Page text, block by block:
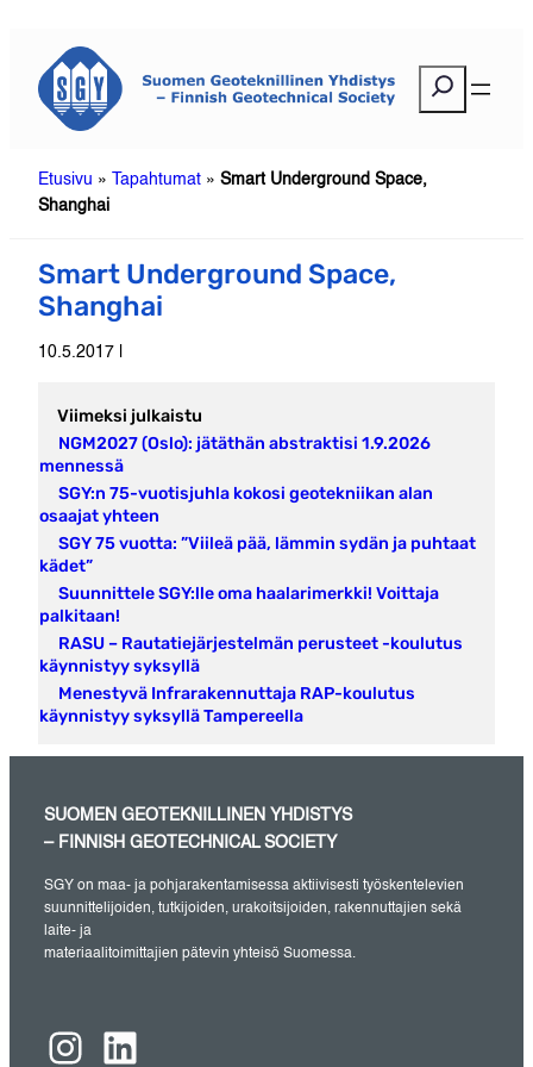
sisältöön
Etusivu » Tapahtumat » Smart Underground Space,
Shanghai
Smart Underground Space,
Shanghai
10.5.2017 |
Viimeksi julkaistu
NGM2027 (Oslo): jätäthän abstraktisi 1.9.2026
mennessä
SGY:n 75-vuotisjuhla kokosi geotekniikan alan
osaajat yhteen
SGY 75 vuotta: ”Viileä pää, lämmin sydän ja puhtaat
kädet”
Suunnittele SGY:lle oma haalarimerkki! Voittaja
palkitaan!
RASU – Rautatiejärjestelmän perusteet -koulutus
käynnistyy syksyllä
Menestyvä Infrarakennuttaja RAP-koulutus
käynnistyy syksyllä Tampereella
SUOMEN GEOTEKNILLINEN YHDISTYS
– FINNISH GEOTECHNICAL SOCIETY
SGY on maa- ja pohjarakentamisessa aktiivisesti työskentelevien
suunnittelijoiden, tutkijoiden, urakoitsijoiden, rakennuttajien sekä
laite- ja
materiaalitoimittajien pätevin yhteisö Suomessa.
Instagram LinkedIn